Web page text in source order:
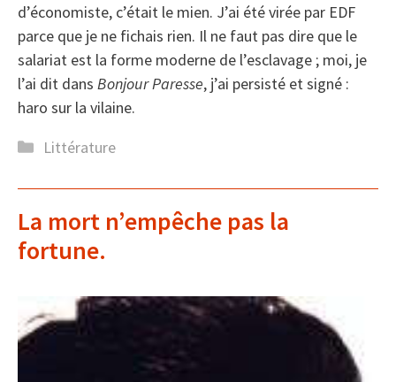
d’économiste, c’était le mien. J’ai été virée par EDF
parce que je ne fichais rien. Il ne faut pas dire que le
salariat est la forme moderne de l’esclavage ; moi, je
l’ai dit dans Bonjour Paresse, j’ai persisté et signé :
haro sur la vilaine.
Catégories
Littérature
La mort n’empêche pas la
fortune.